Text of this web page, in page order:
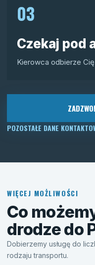
03
Czekaj pod
Kierowca odbierze
POZOSTAŁE DANE
WIĘCEJ MOŻLIWOŚCI
Co
drodze do
Dobierzemy usługę do
rodzaju transportu.